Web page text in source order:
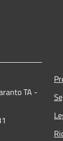
TA -